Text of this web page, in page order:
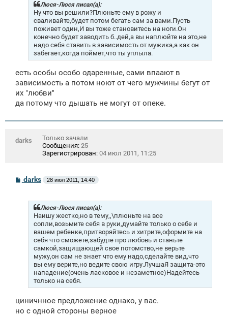
Люся-Люся писал(а):
Ну что вы решили?Плюньте ему в рожу и
сваливайте,будет потом бегать сам за вами.Пусть
поживет один,И вы тоже становитесь на ноги.Он
конечно будет заводить б..дей,а вы наплюйте на это,не
надо себя ставить в зависимость от мужика,а как он
забегает,когда поймет,что ты уплыла.
есть особы особо одаренные, сами впаают в
зависимость а потом ноют от чего мужчины бегут от
их "любви"
да потому что дышать не могут от опеке.
darks
Только зачали
Сообщения: 25
Зарегистрирован: 04 июл 2011, 11:25
Сdarks 28 июл 2011, 14:40
Люся-Люся писал(а):
Наишу жестко,но в тему,,\плюньте на все
сопли,возьмите себя в руки,думайте только о себе и
вашем ребенке,притворяйтесь и хитрите,оформите на
себя что сможете,забудте про любовь и станьте
самкой,защищающей свое потомство,не верьте
мужу,он сам не знает что ему надо,сделайте вид,что
вы ему верите,но ведите свою игру.ЛучшаЯ защита-это
нападение(очень ласковое и незаметное)Надейтесь
только на себя.
циничнное предложение однако, у вас.
но с одной стороны верное